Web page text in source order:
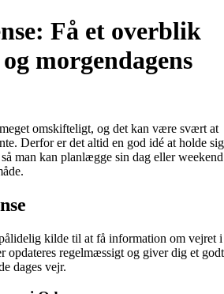
Få et overblik
morgendagens
omskifteligt, og det kan være svært at
Derfor er det altid en god idé at holde sig
man kan planlægge sin dag eller weekend
kilde til at få information om vejret i
opdateres regelmæssigt og giver dig et godt
dages vejr.